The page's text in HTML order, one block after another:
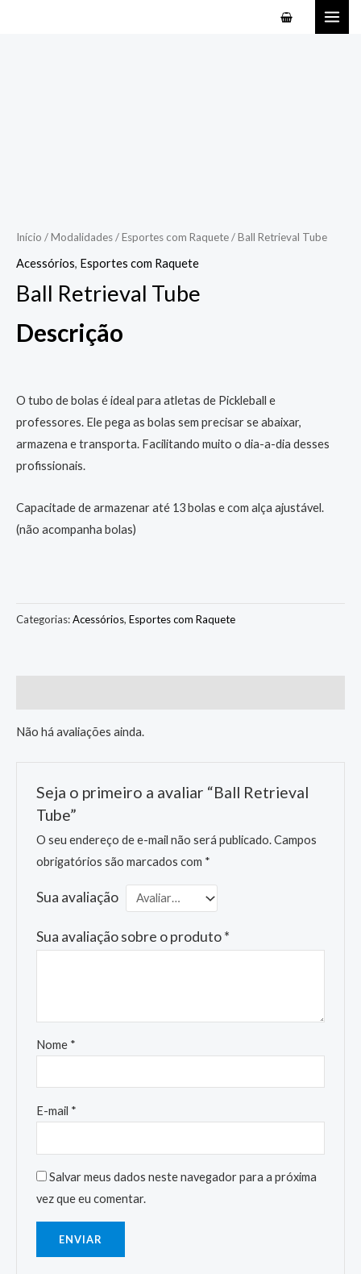
Início /Modalidades/Esportes com Raquete/ Ball Retrieval Tube
Acessórios, Esportes com Raquete
Ball Retrieval Tube
Descrição
O tubo de bolas é ideal para atletas de Pickleball e
professores. Ele pega as bolas sem precisar se abaixar,
armazena e transporta. Facilitando muito o dia-a-dia desses
profissionais.
Capacitade de armazenar até 13 bolas e com alça ajustável.
(não acompanha bolas)
Categorias:Acessórios, Esportes com Raquete
Não há avaliações ainda.
Seja o primeiro a avaliar “Ball Retrieval
Tube”
O seu endereço de e-mail não será publicado.Campos
obrigatórios são marcados com *
Sua avaliação
Sua avaliação sobre o produto*
Nome *
E-mail *
Salvar meus dados neste navegador para a próxima
vez que eu comentar.